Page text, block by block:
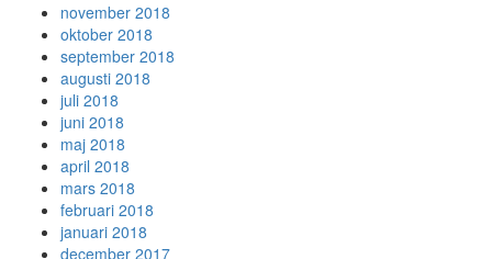
november 2018
oktober 2018
september 2018
augusti 2018
juli 2018
juni 2018
maj 2018
april 2018
mars 2018
februari 2018
januari 2018
december 2017